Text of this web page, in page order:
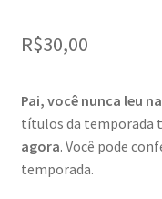
R$30,00
Pai, você nunca leu
títulos da temporada
agora. Você pode
temporada.